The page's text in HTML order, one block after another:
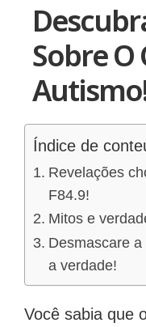
Sobre O
Índice de
Revelações
F84.9!
Mitos e
Desmascare
a verdade!
Você sabia que